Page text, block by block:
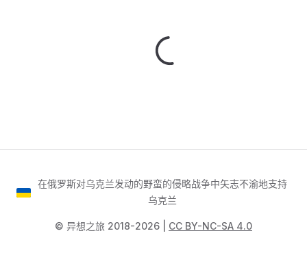
在俄罗斯对乌克兰发动的野蛮的侵略战争中矢志不渝地支持
乌克兰
©️ 异想之旅 2018-2026 | CC BY-NC-SA 4.0